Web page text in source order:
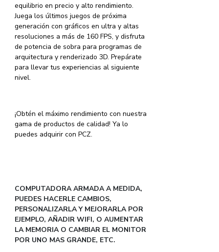
equilibrio en precio y alto rendimiento.
Juega los últimos juegos de próxima
generación con gráficos en ultra y altas
resoluciones a más de 160 FPS, y disfruta
de potencia de sobra para programas de
arquitectura y renderizado 3D. Prepárate
para llevar tus experiencias al siguiente
nivel.
¡Obtén el máximo rendimiento con nuestra
gama de productos de calidad! Ya lo
puedes adquirir con PCZ.
COMPUTADORA ARMADA A MEDIDA,
PUEDES HACERLE CAMBIOS,
PERSONALIZARLA Y MEJORARLA POR
EJEMPLO, AÑADIR WIFI, O AUMENTAR
LA MEMORIA O CAMBIAR EL MONITOR
POR UNO MAS GRANDE, ETC.